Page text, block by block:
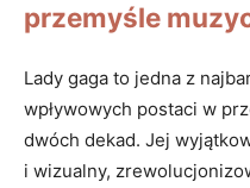
przemyśle
Lady gaga‍ to ‌jedna ​z
wpływowych ‌postaci ​w
dwóch ⁤dekad. Jej
i wizualny,